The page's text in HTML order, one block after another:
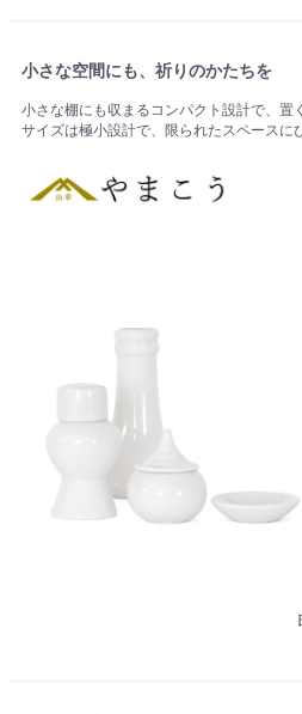
小さな空間にも、祈りのかたちを
小さな棚にも収まるコンパクト設計で、置
サイズは極小設計で、限られたスペースに